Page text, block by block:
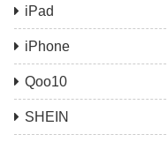
iPad
iPhone
Qoo10
SHEIN